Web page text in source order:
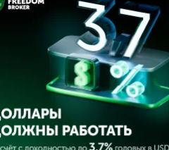
Нурай Серикбай в день
похищения зачитали в суде
2903 0 19
⚠️ Доброе утро, друзья!
Предлагаем обзор главных
новостей за 4 августа
2708 0 1